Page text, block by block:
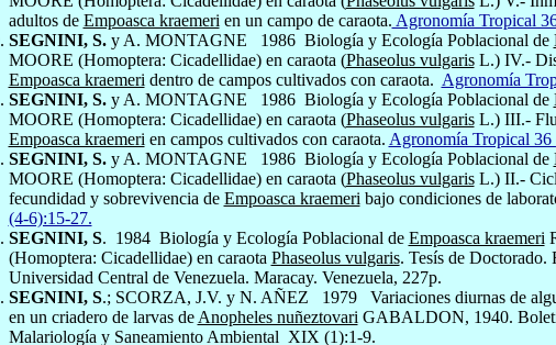
adultos de Empoasca kraemeri en un campo de caraota. Agronomía Tropical
SEGNINI, S. y A. MONTAGNE 1986 Biología y Ecología Poblacional de
MOORE (Homoptera: Cicade­llidae) en caraota (Phaseolus vulgarisL.) IV.-
Empoasca kraemeri dentro de campos cultivados con caraota. Agronomía
SEGNINI, S. y A. MONTAGNE 1986 Biología y Ecología Poblacional de
MOORE (Homoptera: Cicade­llidae) en caraota (Phaseolus vulgarisL.) III.-
Empoasca kraemeri en campos cultivados con carao­ta. Agronomía Tropical 36
SEGNINI, S. y A. MONTAGNE 1986 Biología y Ecología Poblacional de
MOORE (Homoptera: Cicade­llidae) en caraota (Phaseolus vulgarisL.) II.-
fecundidad y sobrevivencia de Empoasca kraemeri bajo condiciones de
(4-6):15-27.
SEGNINI, S. 1984 Biología y Ecología Poblacional de Empoasca kraemeri
(Homoptera: Cicadellidae) en caraota Phaseolus vulgaris. Tesís de Doctorado.
Universidad Central de Venezuela. Maracay. Venezuela, 227p.
SEGNINI, S.; SCORZA, J.V. y N. AÑEZ 1979
Variaciones diurnas de
en un criadero de larvas de Anopheles nuñeztovari GABALDON, 1940.
Malariología y Saneamiento Ambiental XIX (1):1-9.